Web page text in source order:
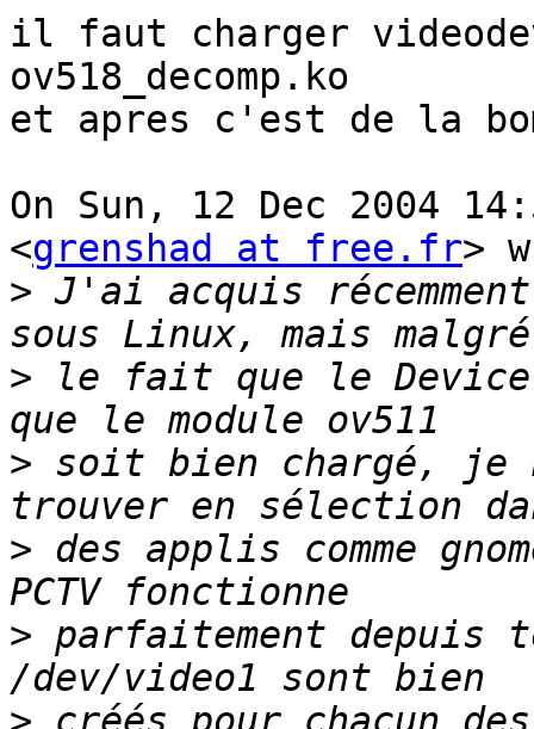
il faut charger
ov518_decomp.ko
et apres c'est de la
On Sun, 12 Dec 2004
<grenshad at free.fr>
> J'ai acquis
> le fait que le Device
> soit bien chargé,
> des applis comme
> parfaitement depuis